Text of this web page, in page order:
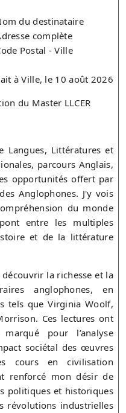
du destinataire
complète
Postal - Ville
à Ville, le 10 août 2026
du Master LLCER
Langues, Littératures et
parcours Anglais,
opportunités offert par
Anglophones. J'y vois
du monde
entre les multiples
et de la littérature
découvrir la richesse et la
anglophones, en
tels que Virginia Woolf,
Ces lectures ont
pour l’analyse
sociétal des œuvres
cours en civilisation
renforcé mon désir de
politiques et historiques
révolutions industrielles